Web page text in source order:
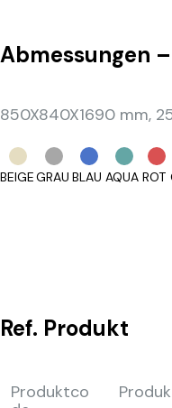
Abmessungen
850X840X1690 mm,
BEIGEGRAU BLAU AQUA ROT
Ref. Produkt
Produktco